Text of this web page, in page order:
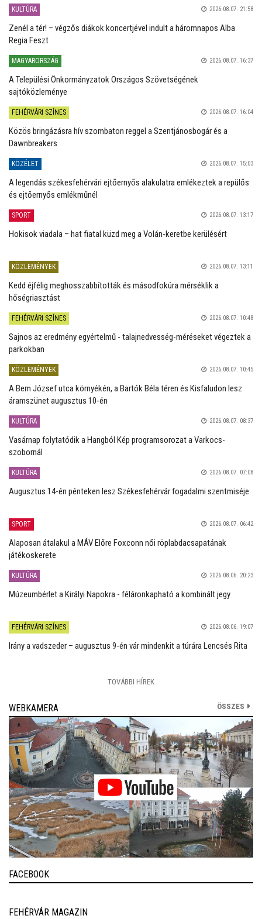
KULTÚRA 2026.08.07. 21:58
Zenél a tér! – végzős diákok koncertjével indult a háromnapos Alba
Regia Feszt
MAGYARORSZÁG 2026.08.07. 16:37
A Települési Önkormányzatok Országos Szövetségének
sajtóközleménye
FEHÉRVÁRI SZÍNES 2026.08.07. 16:04
Közös bringázásra hív szombaton reggel a Szentjánosbogár és a
Dawnbreakers
KÖZÉLET 2026.08.07. 15:03
A legendás székesfehérvári ejtőernyős alakulatra emlékeztek a repülős
és ejtőernyős emlékműnél
SPORT 2026.08.07. 13:17
Hokisok viadala – hat fiatal küzd meg a Volán-keretbe kerülésért
KÖZLEMÉNYEK 2026.08.07. 13:11
Kedd éjfélig meghosszabbították és másodfokúra mérséklik a
hőségriasztást
FEHÉRVÁRI SZÍNES 2026.08.07. 10:48
Sajnos az eredmény egyértelmű - talajnedvesség-méréseket végeztek a
parkokban
KÖZLEMÉNYEK 2026.08.07. 10:45
A Bem József utca környékén, a Bartók Béla téren és Kisfaludon lesz
áramszünet augusztus 10-én
KULTÚRA 2026.08.07. 08:37
Vasárnap folytatódik a Hangból Kép programsorozat a Varkocs-
szobornál
KULTÚRA 2026.08.07. 07:08
Augusztus 14-én pénteken lesz Székesfehérvár fogadalmi szentmiséje
SPORT 2026.08.07. 06:42
Alaposan átalakul a MÁV Előre Foxconn női röplabdacsapatának
játékoskerete
KULTÚRA 2026.08.06. 20:23
Múzeumbérlet a Királyi Napokra - féláronkapható a kombinált jegy
FEHÉRVÁRI SZÍNES 2026.08.06. 19:07
Irány a vadszeder – augusztus 9-én vár mindenkit a túrára Lencsés Rita
TOVÁBBI HÍREK
WEBKAMERA ÖSSZES
FACEBOOK
FEHÉRVÁR MAGAZIN